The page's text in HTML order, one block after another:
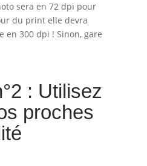
sera en 72 dpi pour
du print elle devra
en 300 dpi ! Sinon, gare
: Utilisez
proches